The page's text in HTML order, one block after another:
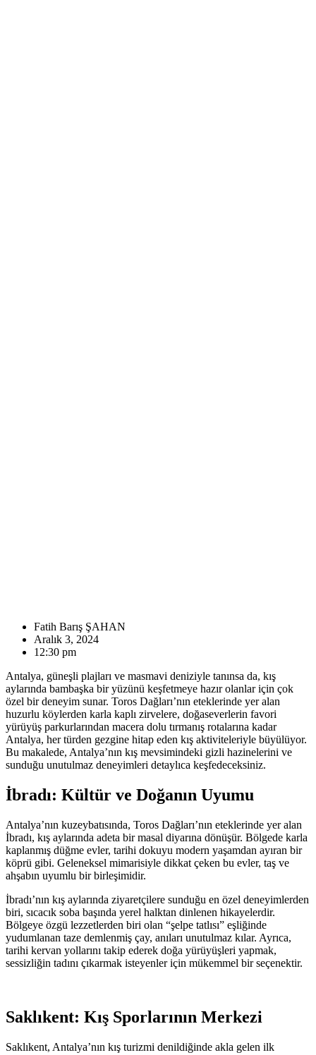
Fatih Barış ŞAHAN
Aralık 3, 2024
12:30 pm
Antalya, güneşli plajları ve masmavi deniziyle tanınsa da, kış
aylarında bambaşka bir yüzünü keşfetmeye hazır olanlar için çok
özel bir deneyim sunar. Toros Dağları’nın eteklerinde yer alan
huzurlu köylerden karla kaplı zirvelere, doğaseverlerin favori
yürüyüş parkurlarından macera dolu tırmanış rotalarına kadar
Antalya, her türden gezgine hitap eden kış aktiviteleriyle büyülüyor.
Bu makalede, Antalya’nın kış mevsimindeki gizli hazinelerini ve
sunduğu unutulmaz deneyimleri detaylıca keşfedeceksiniz.
İbradı: Kültür ve Doğanın Uyumu
Antalya’nın kuzeybatısında, Toros Dağları’nın eteklerinde yer alan
İbradı, kış aylarında adeta bir masal diyarına dönüşür. Bölgede karla
kaplanmış düğme evler, tarihi dokuyu modern yaşamdan ayıran bir
köprü gibi. Geleneksel mimarisiyle dikkat çeken bu evler, taş ve
ahşabın uyumlu bir birleşimidir.
İbradı’nın kış aylarında ziyaretçilere sunduğu en özel deneyimlerden
biri, sıcacık soba başında yerel halktan dinlenen hikayelerdir.
Bölgeye özgü lezzetlerden biri olan “şelpe tatlısı” eşliğinde
yudumlanan taze demlenmiş çay, anıları unutulmaz kılar. Ayrıca,
tarihi kervan yollarını takip ederek doğa yürüyüşleri yapmak,
sessizliğin tadını çıkarmak isteyenler için mükemmel bir seçenektir.
Saklıkent: Kış Sporlarının Merkezi
Saklıkent, Antalya’nın kış turizmi denildiğinde akla gelen ilk